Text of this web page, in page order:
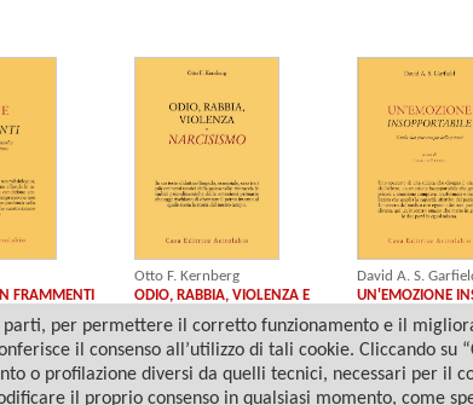
FRAMMENTI
Otto F. Kernberg
ODIO, RABBIA, VIOLENZA E
NARCISISMO
David A. S.
UN'EMOZIONE
per permettere il corretto funzionamento e il
il consenso all’utilizzo di tali cookie. Cliccando
o profilazione diversi da quelli tecnici, necessari per il
il proprio consenso in qualsiasi momento, come